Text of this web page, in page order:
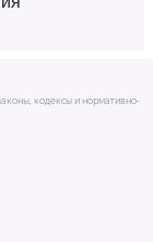
кодексы и нормативно-